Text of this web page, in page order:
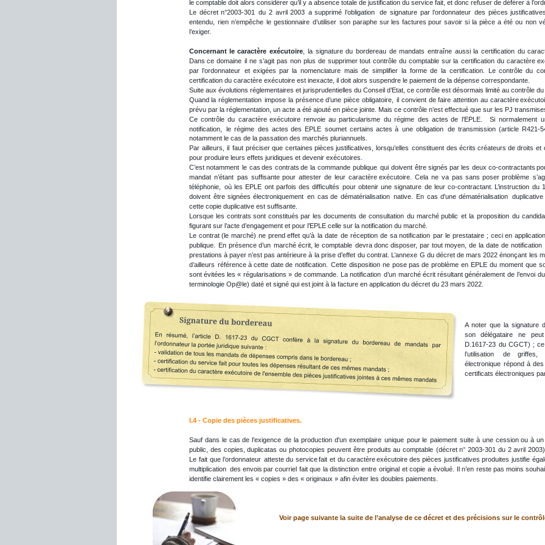
le comptable doit alors considérer qu’il y a absence totale de justification du service fait, et donc refuser de déférer à
Le décret n°2003-301 du 2 avril 2003 a supprimé l’obligation de signature par l’ordonnateur des pièces
entendu,
rien n’empêche le gestionnaire d’utiliser son paraphe sur les factures pour savoir si la pièce a été ou non
l’exiger.
Concernant le caractère exécutoire la signature du bordereau de mandats entraîne aussi la certification du
Dans ce domaine il ne s’agit pas non plus de supprimer tout contrôle du comptable sur la certification du caractère
par l’ordonnateur et exigées par la nomenclature mais de simplifier la forme de la certification. Le contrôle du
certification du caractère exécutoire est inexacte, il doit alors suspendre le paiement de la dépense correspondante.
Suite aux évolutions réglementaires et jurisprudentielles du Conseil d’Etat, ce contrôle est désormais limité au contrôle
Quand la réglementation impose la présence d’une pièce obligatoire, il convient de faire attention au caractère
prévu par la réglementation, un acte a été ajouté en pièce jointe. Mais ce contrôle n’est effectué que sur les PJ
Ce contrôle du caractère exécutoire renvoie au particularisme du régime des actes de l’EPLE. Si normalement
notification,
le régime des actes des EPLE soumet certains actes à une obligation de transmission (article R421-
notamment le cas de la passation des marchés pluriannuels.
Par ailleurs, il faut préciser que certaines pièces justificatives, lorsqu’elles constituent des écrits créateurs de droits et
pour produire leurs effets juridiques et devenir exécutoires.
C’est notamment le cas des contrats de la commande publique qui doivent être signés par les deux co-contractants
mandat n’étant pas suffisante pour attester de leur caractère exécutoire. Cela ne va pas sans poser problème
téléphonie,
où les EPLE ont parfois des difficultés pour obtenir une signature de leur co-contractant. L’instruction du
doivent être signées électroniquement en cas de dématérialisation native. En cas d'une dématérialisation duplicative
cette copie duplicative est suffisante.
Lorsque les contrats sont constitués par les documents de consultation du marché public et la proposition du
figurant sur l’acte d’engagement et pour l’EPLE celle sur la notification du marché.
Le contrat (le marché) ne prend effet qu’à la date de réception de sa notification par le prestataire ; ceci en
publique.
En présence d’un marché écrit, le comptable devra donc disposer, par tout moyen, de la date de notification
prestations à payer n’est pas antérieure à la prise d’effet du contrat. L’annexe G du décret de mars 2022 énonçant les
d’ailleurs référence à cette date de notification. Cette disposition ne pose pas de problème en EPLE du moment que
sont évitées les « régularisations » de commande. La notification d’un marché écrit résultant généralement de l’envoi du
terminologie Op@le) daté et signé qui est joint à la facture en application du décret du 23 mars 2022.
I.4 - Copie des pièces justificatives.
Sauf dans le cas de l’exigence de la production d'un exemplaire unique pour le paiement suite à une cession ou à un
public,
des copies, duplicatas ou photocopies peuvent être produits au comptable (décret n° 2003-301 du 2 avril 2003)
Le fait que l’ordonnateur atteste du servicefait et du caractèreexécutoire des pièces justificatives produites justifie
multiplication des envois par courriel fait que la distinction entre original et copie a évolué. Il n’en reste pas moins
identifie clairement les « copies » des « originaux » afin éviter les doubles paiements.
Voir page suivante la suite de l’analyse de ce décret et des précisions sur le
A noter que la signature
son
délégataire ne
peut
D.1617-23 du CGCT) ; ce
l’utilisation
de griffes,
électronique répond à des
certificats électroniques